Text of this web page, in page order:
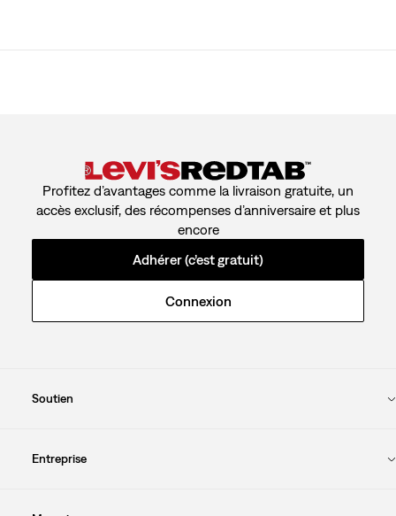
Profitez d’avantages comme la livraison gratuite, un
accès exclusif, des récompenses d’anniversaire et plus
encore
Adhérer (c’est gratuit)
Connexion
Soutien
Entreprise